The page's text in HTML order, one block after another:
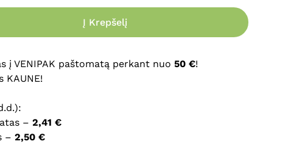
Į Krepšelį
į VENIPAK paštomatą perkant nuo 50 €!
KAUNE!
– 2,41 €
– 2,50 €
naršyklėje išsaugoti vardą, el. pašto adresą ir interneto
įvesti iš naujo, kai kitą kartą vėl norėsiu parašyti